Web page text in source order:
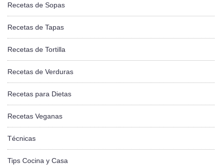
Recetas de Sopas
Recetas de Tapas
Recetas de Tortilla
Recetas de Verduras
Recetas para Dietas
Recetas Veganas
Técnicas
Tips Cocina y Casa